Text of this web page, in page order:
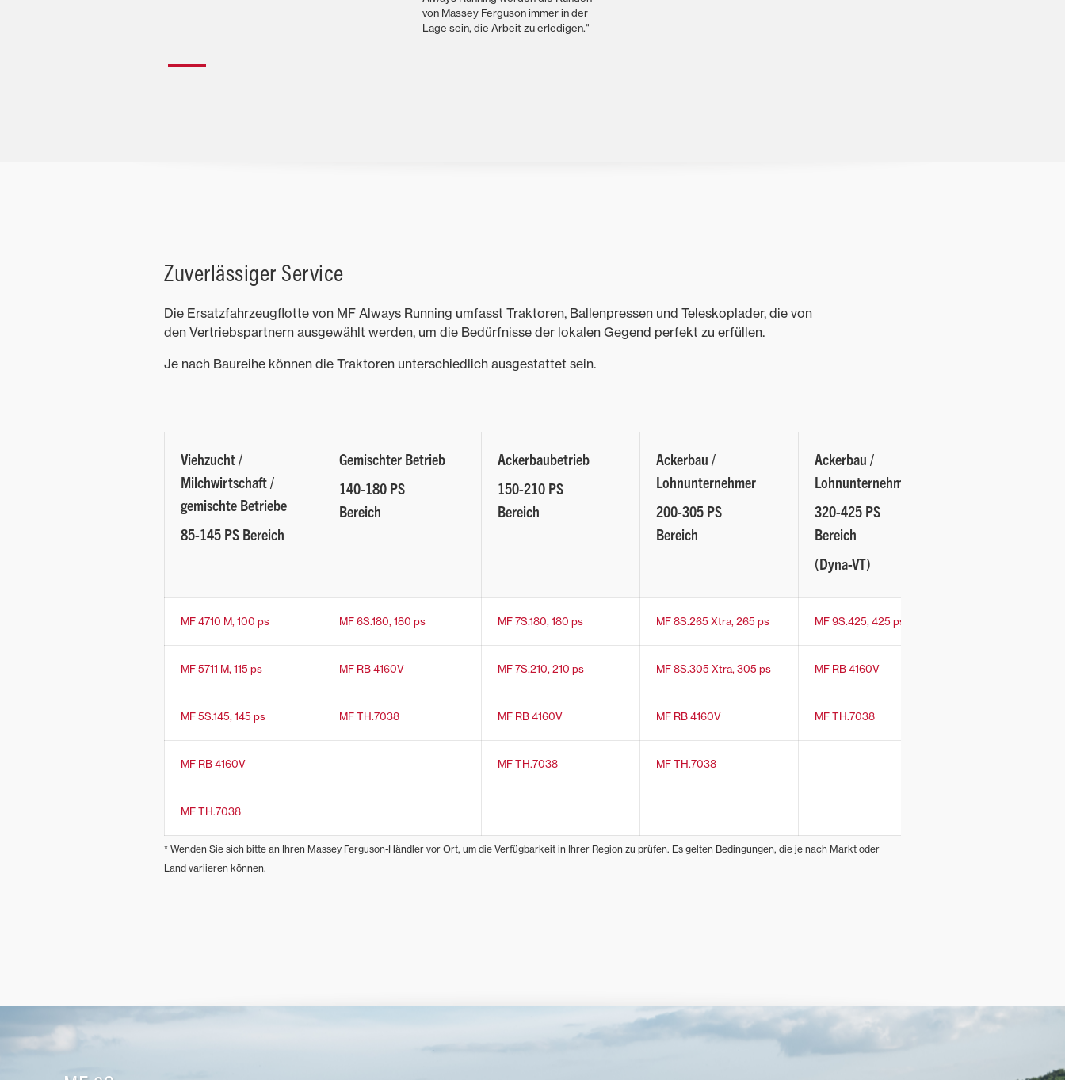
von Massey Ferguson immer in der
Lage sein, die Arbeit zu erledigen."
Zuverlässiger Service
Die Ersatzfahrzeugflotte von MF Always Running umfasst Traktoren, Ballenpressen und Teleskoplader, die von
den Vertriebspartnern ausgewählt werden, um die Bedürfnisse der lokalen Gegend perfekt zu erfüllen.
Je nach Baureihe können die Traktoren unterschiedlich ausgestattet sein.
Viehzucht /
Milchwirtschaft /
gemischte Betriebe
85-145 PS Bereich
Gemischter Betrieb
140-180 PS
Bereich
Ackerbaubetrieb
150-210 PS
Bereich
Ackerbau /
Lohnunternehmer
200-305 PS
Bereich
Ackerbau /
Lohnunternehmen
320-425 PS
Bereich
(Dyna-VT)
MF 4710 M, 100 ps MF 6S.180, 180 ps MF 7S.180, 180 ps MF 8S.265 Xtra, 265 ps MF 9S.425, 425 ps
MF 5711 M, 115 ps MF RB 4160V MF 7S.210, 210 ps MF 8S.305 Xtra, 305 ps MF RB 4160V
MF 5S.145, 145 ps MF TH.7038 MF RB 4160V MF RB 4160V MF TH.7038
MF RB 4160V MF TH.7038 MF TH.7038
MF TH.7038
* Wenden Sie sich bitte an Ihren Massey Ferguson-Händler vor Ort, um die Verfügbarkeit in Ihrer Region zu prüfen. Es gelten Bedingungen, die je nach Markt oder
Land variieren können.